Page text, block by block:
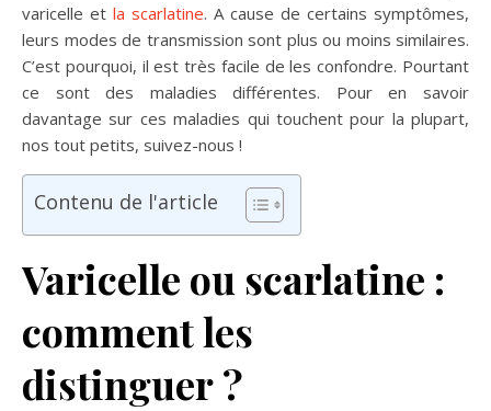
varicelle et la scarlatine. A cause de certains symptômes,
leurs modes de transmission sont plus ou moins similaires.
C’est pourquoi, il est très facile de les confondre. Pourtant
ce sont des maladies différentes. Pour en savoir
davantage sur ces maladies qui touchent pour la plupart,
nos tout petits, suivez-nous !
Contenu de l'article
Varicelle ou scarlatine :
comment les
distinguer ?